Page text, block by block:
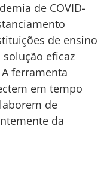
de COVID-
de ensino
eficaz
ferramenta
em tempo
de
da